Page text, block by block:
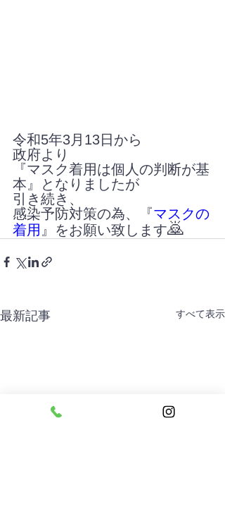
令和5年3月13日から
政府より
『マスク着用は個人の判断が基
本』となりましたが
引き続き、
感染予防対策の為、『マスクの
着用 』をお願い致します🙇
最新記事 すべて表示